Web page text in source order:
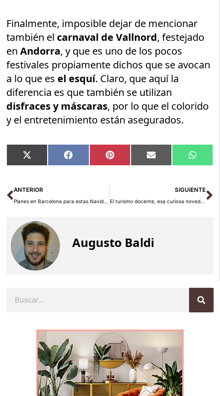
Finalmente, imposible dejar de mencionar
también el carnaval de Vallnord, festejado
enAndorra, y que es uno de los pocos
festivales propiamente dichos que se avocan
a lo que es el esquí. Claro, que aquí la
diferencia es que también se utilizan
disfraces y máscaras, por lo que el colorido
y el entretenimiento están asegurados.
Compartir
en
X
(Twitter)
Compartir
en
Facebook Compartir
en
Pinterest Compartir
en
Email
en
Ant
ANTERIOR
Planes en Barcelona para estas Navidades
SIGUIENTE
El turismo docente, esa curiosa novedad de Shangai
Augusto Baldi